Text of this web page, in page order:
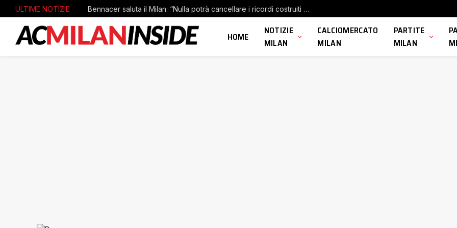
ULTIME NOTIZIE Bennacer saluta il Milan: “Nulla potrà cancellare i ricordi costruiti qui”
HOME
NOTIZIE
MILAN
CALCIOMERCATO
MILAN
PARTITE
MILAN